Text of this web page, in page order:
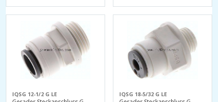
IQSG 12-1/2 G LE IQSG 18-5/32 G LE